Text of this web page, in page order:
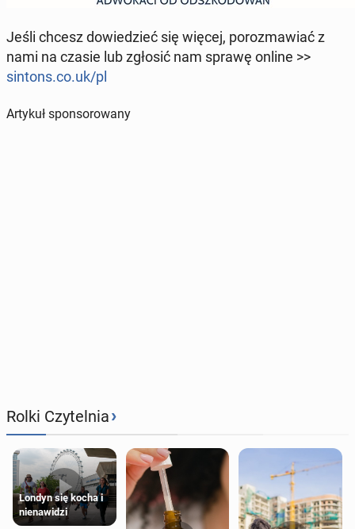
Jeśli chcesz do­wie­dzieć się więcej, po­roz­ma­wiać z
nami na czasie lub zgłosić nam sprawę online >>
sintons.co.uk/pl
Artykuł sponsorowany
Rolki Czytelnia›
Londyn się kocha i
nienawidzi